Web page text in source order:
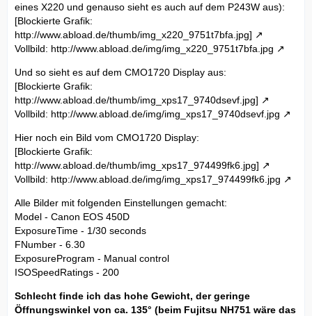
eines X220 und genauso sieht es auch auf dem P243W aus):
[Blockierte Grafik:
http://www.abload.de/thumb/img_x220_9751t7bfa.jpg]
Vollbild: http://www.abload.de/img/img_x220_9751t7bfa.jpg
Und so sieht es auf dem CMO1720 Display aus:
[Blockierte Grafik:
http://www.abload.de/thumb/img_xps17_9740dsevf.jpg]
Vollbild: http://www.abload.de/img/img_xps17_9740dsevf.jpg
Hier noch ein Bild vom CMO1720 Display:
[Blockierte Grafik:
http://www.abload.de/thumb/img_xps17_974499fk6.jpg]
Vollbild: http://www.abload.de/img/img_xps17_974499fk6.jpg
Alle Bilder mit folgenden Einstellungen gemacht:
Model - Canon EOS 450D
ExposureTime - 1/30 seconds
FNumber - 6.30
ExposureProgram - Manual control
ISOSpeedRatings - 200
Schlecht finde ich das hohe Gewicht, der geringe
Öffnungswinkel von ca. 135° (beim Fujitsu NH751 wäre das